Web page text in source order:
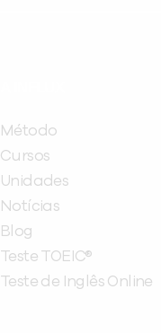
Método
Cursos
Unidades
Notícias
Blog
Teste TOEIC®
Teste de Inglês Online